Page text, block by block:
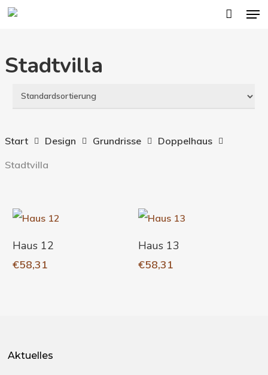
Skip
content
Stadtvilla
Start Design Grundrisse
Doppelhaus
Stadtvilla
In Den Warenkorb
Haus 12
€58,31
In Den Warenkorb
Haus 13
€58,31
Aktuelles